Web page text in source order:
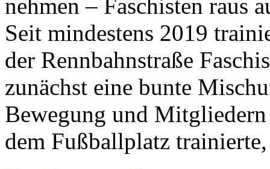
nehmen – Faschisten raus
Seit mindestens 2019
der Rennbahnstraße
zunächst eine bunte
Bewegung und
dem Fußballplatz